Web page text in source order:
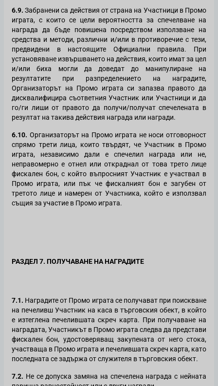
6.9. Забранени са действия от страна на Участници в Промо
играта, с които се цели вероятността за спечелване на
награда да бъде повишена посредством използване на
средства и методи, различни и/или в противоречие с тези,
предвидени в настоящите Официални правила. При
установяване извършването на действия, които имат за цел
и/или биха могли да доведат до манипулиране на
резултатите при разпределението на наградите,
Организаторът на Промо играта си запазва правото да
дисквалифицира съответния Участник или Участници и да
го/ги лиши от правото да получи/получат спечелената в
резултат на такива действия награда или награди.
6.10. Организаторът на Промо играта не носи отговорност
спрямо трети лица, които твърдят, че Участник в Промо
играта, независимо дали е спечелил награда или не,
неправомерно е отнел или откраднал от това трето лице
фискален бон, с който въпросният Участник е участвал в
Промо играта, или пък че фискалният бон е загубен от
третото лице и намерен от Участника, който е използвал
същия за участие в Промо играта.
РАЗДЕЛ 7. ПОЛУЧАВАНЕ НА НАГРАДИТЕ
7.1. Наградитеот Промо играта се получават при поискване
на печеливш Участник на каса в търговския обект, в който
е изтеглена печелившата скреч карта. При получаване на
наградата, Участникът в Промо играта следва да представи
фискален бон, удостоверяващ закупената от него стока,
участваща в Промо играта и печелившата скреч карта, като
последната се задържа от служителя в търговския обект.
7.2. Не се допуска замяна на спечелена награда с нейната